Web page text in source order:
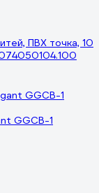
ПВХ точка, 10
GGСB-1